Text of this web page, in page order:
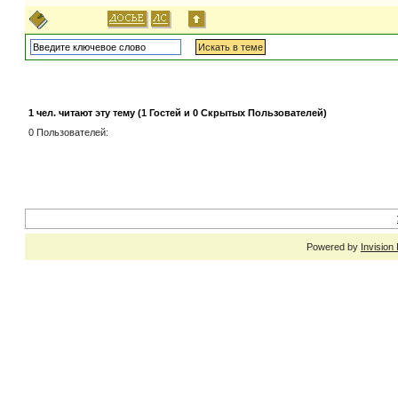
1 чел. читают эту тему (1 Гостей и 0 Скрытых Пользователей)
0 Пользователей:
Powered by Invision